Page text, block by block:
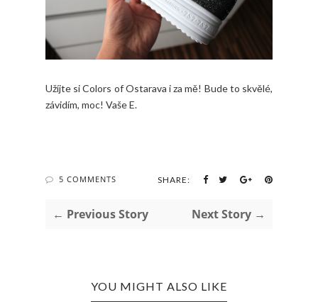
Užíjte si Colors of Ostarava i za mě! Bude to skvělé,
závidím, moc! Vaše E.
5 COMMENTS SHARE:
← Previous Story Next Story →
YOU MIGHT ALSO LIKE